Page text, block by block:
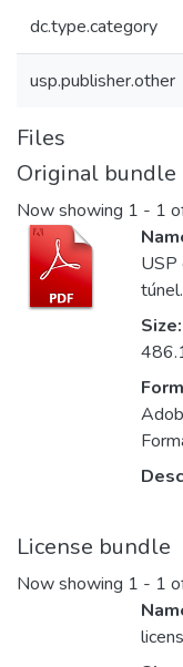
dc.type.category
usp.publisher.other
Files
Original bundle
Now showing 1 - 1
Size:
License bundle
Now showing 1 - 1